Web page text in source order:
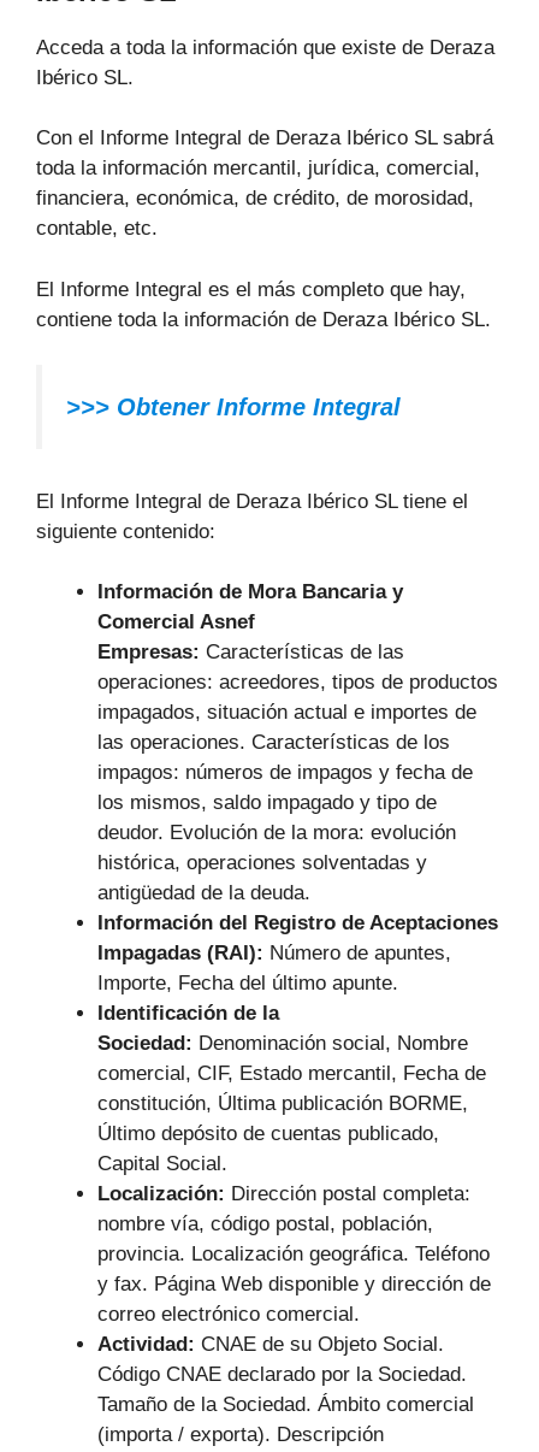
Acceda a toda la información que existe de Deraza
Ibérico SL.
Con el Informe Integral de Deraza Ibérico SL sabrá
toda la información mercantil, jurídica, comercial,
financiera, económica, de crédito, de morosidad,
contable, etc.
El Informe Integral es el más completo que hay,
contiene toda la información de Deraza Ibérico SL.
>>> Obtener Informe Integral
El Informe Integral de Deraza Ibérico SL tiene el
siguiente contenido:
Información de Mora Bancaria y
Comercial Asnef
Empresas: Características de las
operaciones: acreedores, tipos de productos
impagados, situación actual e importes de
las operaciones. Características de los
impagos: números de impagos y fecha de
los mismos, saldo impagado y tipo de
deudor. Evolución de la mora: evolución
histórica, operaciones solventadas y
antigüedad de la deuda.
Información del Registro de Aceptaciones
Impagadas (RAI): Número de apuntes,
Importe, Fecha del último apunte.
Identificación de la
Sociedad: Denominación social, Nombre
comercial, CIF, Estado mercantil, Fecha de
constitución, Última publicación BORME,
Último depósito de cuentas publicado,
Capital Social.
Localización: Dirección postal completa:
nombre vía, código postal, población,
provincia. Localización geográfica. Teléfono
y fax. Página Web disponible y dirección de
correo electrónico comercial.
Actividad: CNAE de su Objeto Social.
Código CNAE declarado por la Sociedad.
Tamaño de la Sociedad. Ámbito comercial
(importa / exporta). Descripción